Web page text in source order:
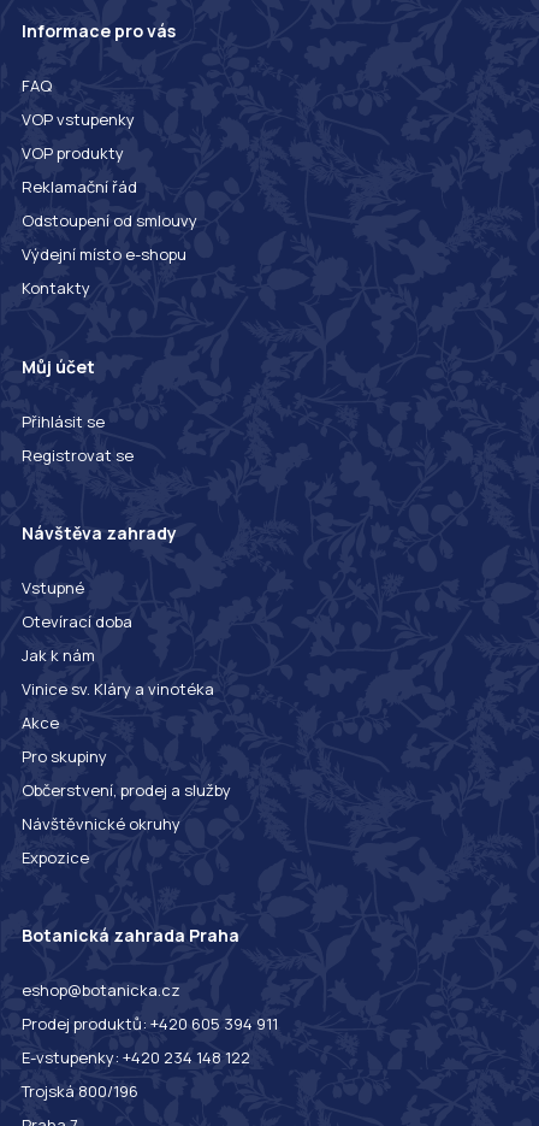
Informace pro vás
FAQ
VOP vstupenky
VOP produkty
Reklamační řád
Odstoupení od smlouvy
Výdejní místo e-shopu
Kontakty
Můj účet
Přihlásit se
Registrovat se
Návštěva zahrady
Vstupné
Otevírací doba
Jak k nám
Vinice sv. Kláry a vinotéka
Akce
Pro skupiny
Občerstvení, prodej a služby
Návštěvnické okruhy
Expozice
Botanická zahrada Praha
eshop@botanicka.cz
Prodej produktů: +420 605 394 911
E-vstupenky: +420 234 148 122
Trojská 800/196